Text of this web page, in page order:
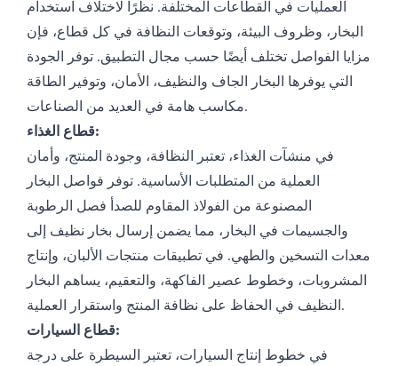
العمليات في القطاعات المختلفة. نظرًا لاختلاف استخدام
البخار، وظروف البيئة، وتوقعات النظافة في كل قطاع، فإن
مزايا الفواصل تختلف أيضًا حسب مجال التطبيق. توفر الجودة
التي يوفرها البخار الجاف والنظيف، الأمان، وتوفير الطاقة
مكاسب هامة في العديد من الصناعات.
قطاع الغذاء:
في منشآت الغذاء، تعتبر النظافة، وجودة المنتج، وأمان
العملية من المتطلبات الأساسية. توفر فواصل البخار
المصنوعة من الفولاذ المقاوم للصدأ فصل الرطوبة
والجسيمات في البخار، مما يضمن إرسال بخار نظيف إلى
معدات التسخين والطهي. في تطبيقات منتجات الألبان، وإنتاج
المشروبات، وخطوط عصير الفاكهة، والتعقيم، يساهم البخار
النظيف في الحفاظ على نظافة المنتج واستقرار العملية.
قطاع السيارات:
في خطوط إنتاج السيارات، تعتبر السيطرة على درجة